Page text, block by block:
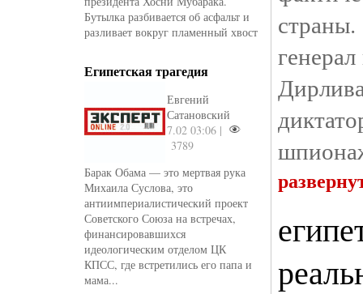
Бутылка разбивается об асфальт и
разливает вокруг пламенный хвост
Египетская трагедия
Евгений
Сатановский
7.02 03:06 |
3789
Барак Обама — это мертвая рука
Михаила Суслова, это
антиимпериалистический проект
Советского Союза на встречах,
финансировавшихся
идеологическим отделом ЦК
КПСС, где встретились его папа и
мама...